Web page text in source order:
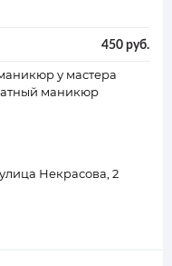
450 руб.
у мастера
маникюр
Некрасова, 2